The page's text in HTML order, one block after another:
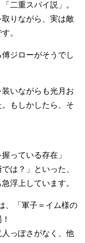
二重スパイ説」。
りながら、実は敵
。
ジローがそうでし
いながらも光月お
もしかしたら、そ
っている存在」
は？」といった、
浮上しています。
、「軍子＝イム様の
っぽさがなく、他